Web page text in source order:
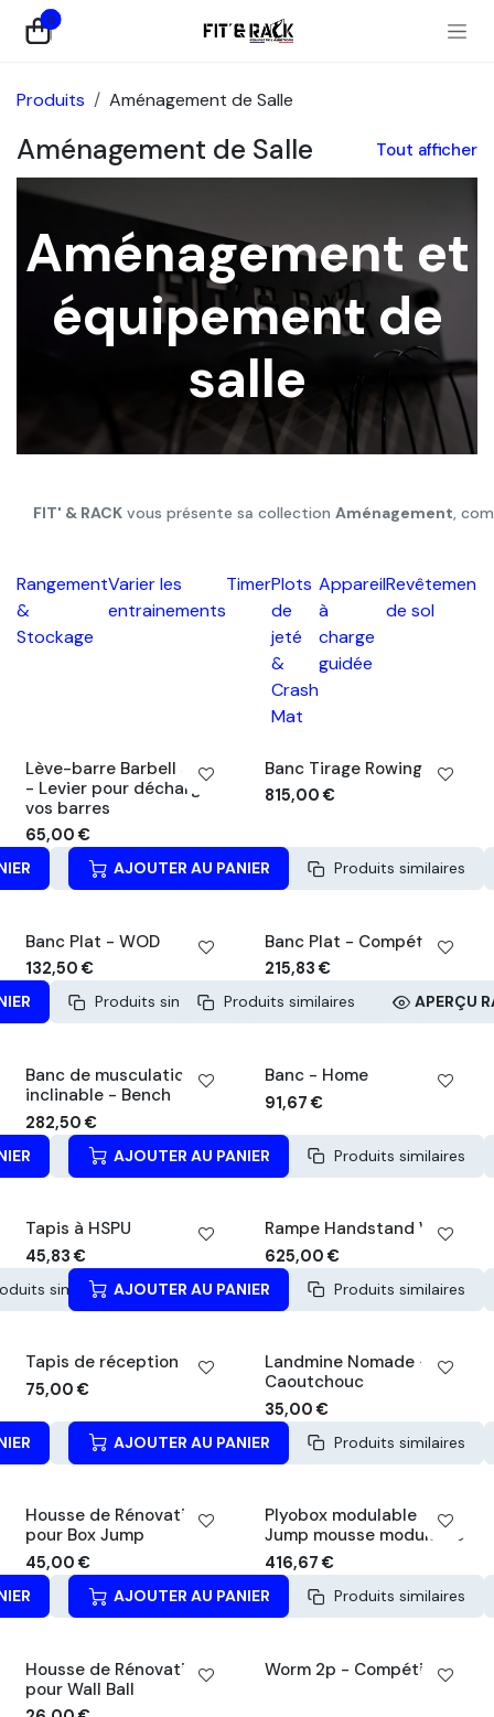
Se rendre au contenu
0
Produits Aménagement de Salle
Aménagement de Salle Tout afficher
Aménagement et
équipement de
salle
FIT' & RACK vous présente sa collection Aménagement,
Rangement
&
Stockage
Varier les
entrainements
TimerPlots
de
jeté
&
Crash
Mat
Appareil
à
charge
guidée
Revêtement
de sol
Lève-barre Barbell Jack
- Levier pour décharger
vos barres
65,00€
Produits similaires APERÇU RAPIDE
Banc Tirage Rowing
815,00€
AJOUTER AU PANIER Produits similaires
Banc Plat - WOD
132,50€
Produits similaires APERÇU RAPIDE
Banc Plat - Compétition
215,83€
Produits similaires
APERÇU
Banc de musculation
inclinable - Bench
282,50€
Produits similaires APERÇU RAPIDE
Banc - Home
91,67€
AJOUTER AU PANIER Produits similaires
Tapis à HSPU
45,83€
similaires
APERÇU RAPIDE
Rampe Handstand Walk
625,00€
AJOUTER AU PANIER
Produits similaires
Tapis de réception Gym
75,00€
Produits similaires APERÇU RAPIDE
Landmine Nomade -
Caoutchouc
35,00€
AJOUTER AU PANIER
Produits similaires
Housse de Rénovation
pour Box Jump
45,00€
Produits similaires APERÇU RAPIDE
Plyobox modulable - Box
Jump mousse modulable
416,67€
AJOUTER AU PANIER
Produits similaires
Housse de Rénovation
pour Wall Ball
Worm 2p - Compétition